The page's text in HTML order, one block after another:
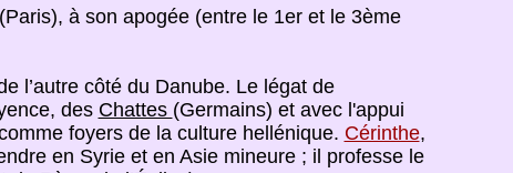
à son apogée (entre le 1er et le 3ème
l’autre côté du Danube. Le légat de
des Chattes (Germains) et avec l'appui
foyers de la culture hellénique. Cérinthe,
en Syrie et en Asie mineure ; il professe le